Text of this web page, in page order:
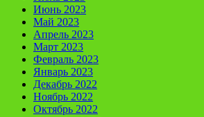
Июнь 2023
Май 2023
Апрель 2023
Март 2023
Февраль 2023
Январь 2023
Декабрь 2022
Ноябрь 2022
Октябрь 2022